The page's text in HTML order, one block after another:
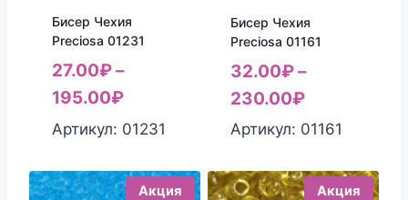
Бисер Чехия
Preciosa 01231
27.00₽–
195.00₽
Артикул: 01231
Бисер Чехия
Preciosa 01161
32.00₽–
230.00₽
Артикул: 01161
Акция Акция